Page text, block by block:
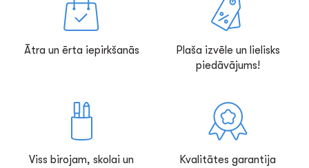
Ātra un ērta iepirkšanās
Plaša izvēle un lielisks
piedāvājums!
Viss birojam, skolai un
Kvalitātes garantija